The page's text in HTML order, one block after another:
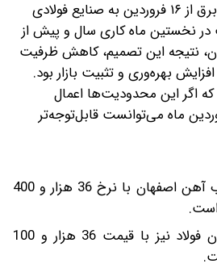
فولاد، محدودیت مصرف برق از ۱۶ فروردین به صنایع فولادی
نخستین ماه کاری سال و پیش از
نتیجه این تصمیم، کاهش ظرفیت
بهره‌وری و تثبیت بازار بود.
اگر این محدودیت‌ها اعمال
ماه می‌توانست قابل‌توجه‌تر
میلگرد 18 آجدار A3 ذوب آهن اصفهان با نرخ 36 هزار و 400
میلگرد ۱۰ آجدار A2 آریان فولاد نیز با قیمت 36 هزار و 100